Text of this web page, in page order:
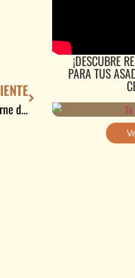
Consumo de alimentos fuentes de hierro como la carne de cerdo en el embarazo
¡DESCUBRE
PARA TUS